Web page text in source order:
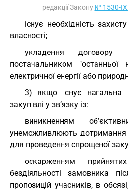
редакції Закону № 1530-IX
існує необхідність
власності;
укладення
постачальником "останньої
електричної енергії або
3) якщо існує нагальна
закупівлі у зв’язку із:
виникненням
унеможливлюють дотримання
для проведення спрощеної
оскарженням
бездіяльності замовника
пропозицій учасників, в